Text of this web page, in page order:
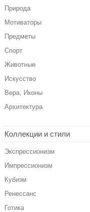
Природа
Мотиваторы
Предметы
Спорт
Животные
Искусство
Вера, Иконы
Архитектура
Коллекции и стили
Экспрессионизм
Импрессионизм
Кубизм
Ренессанс
Готика